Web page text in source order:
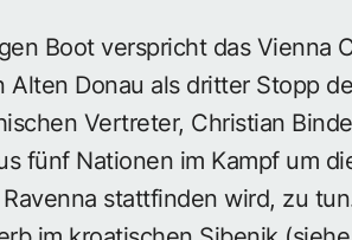
Boot verspricht das Vienna
Alten Donau als dritter Stopp
Vertreter, Christian
fünf Nationen im Kampf um
stattfinden wird, zu